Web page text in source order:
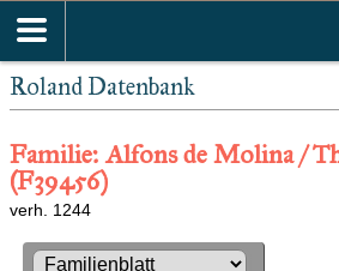
Roland Datenbank
Familie: Alfons de Molina /
(F39456)
verh. 1244